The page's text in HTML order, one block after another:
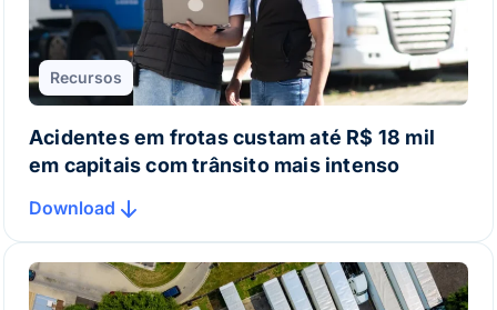
Recursos
Acidentes em frotas custam até R$ 18 mil
em capitais com trânsito mais intenso
Download